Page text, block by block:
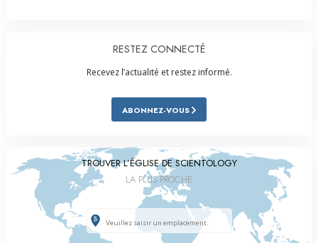
RESTEZ CONNECTÉ
Recevez l’actualité et restez informé.
ABONNEZ-VOUS
TROUVER L’ÉGLISE DE SCIENTOLOGY
LA PLUS PROCHE